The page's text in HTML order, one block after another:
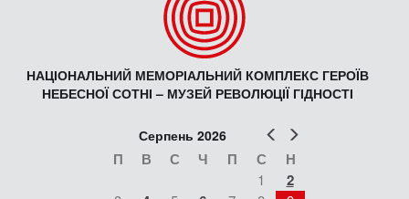
НАЦІОНАЛЬНИЙ МЕМОРІАЛЬНИЙ КОМПЛЕКС ГЕРОЇВ
НЕБЕСНОЇ СОТНІ – МУЗЕЙ РЕВОЛЮЦІЇ ГІДНОСТІ
Попер
Серпень 2026
П В С Ч П С Н
1 2